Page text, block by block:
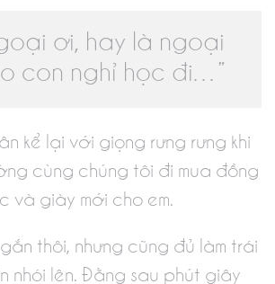
ơi, hay là ngoại
con nghỉ học đi…”
kể lại với giọng rưng rưng khi
cùng chúng tôi đi mua đồng
và giày mới cho em.
n thôi, nhưng cũng đủ làm trái
nhói lên. Đằng sau phút giây